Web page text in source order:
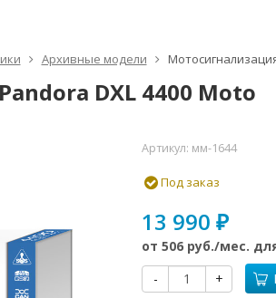
Архивные модели
DXL 4400 Moto
Артикул: мм-1644
Под заказ
13 990₽
от506 руб./мес.
-
+